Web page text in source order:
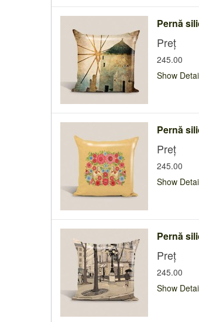
Pernă
Preț
245.00
Show
Pernă
Preț
245.00
Show
Pernă
Preț
245.00
Show